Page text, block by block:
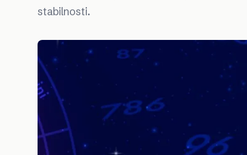
stabilnosti.